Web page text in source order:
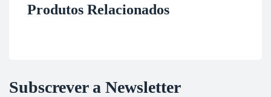
Produtos Relacionados
Subscrever a Newsletter